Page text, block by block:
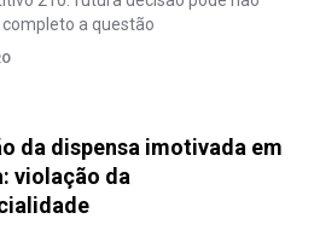
a questão
da dispensa imotivada em
violação da